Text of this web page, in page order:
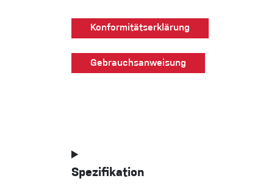
Konformitätserklärung
Gebrauchsanweisung
Spezifikation